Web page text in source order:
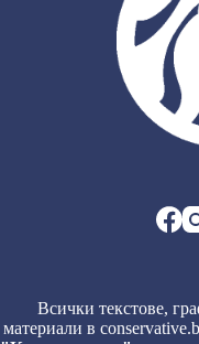
Всички текстове,
материали в